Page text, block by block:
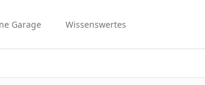
Garage Wissenswertes